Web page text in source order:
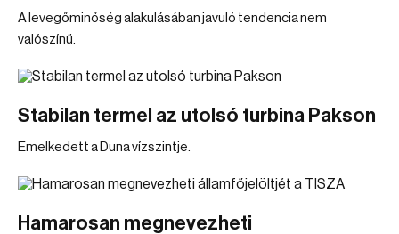
A levegőminőség alakulásában javuló tendencia nem
valószínű.
Stabilan termel az utolsó turbina Pakson
Emelkedett a Duna vízszintje.
Hamarosan megnevezheti